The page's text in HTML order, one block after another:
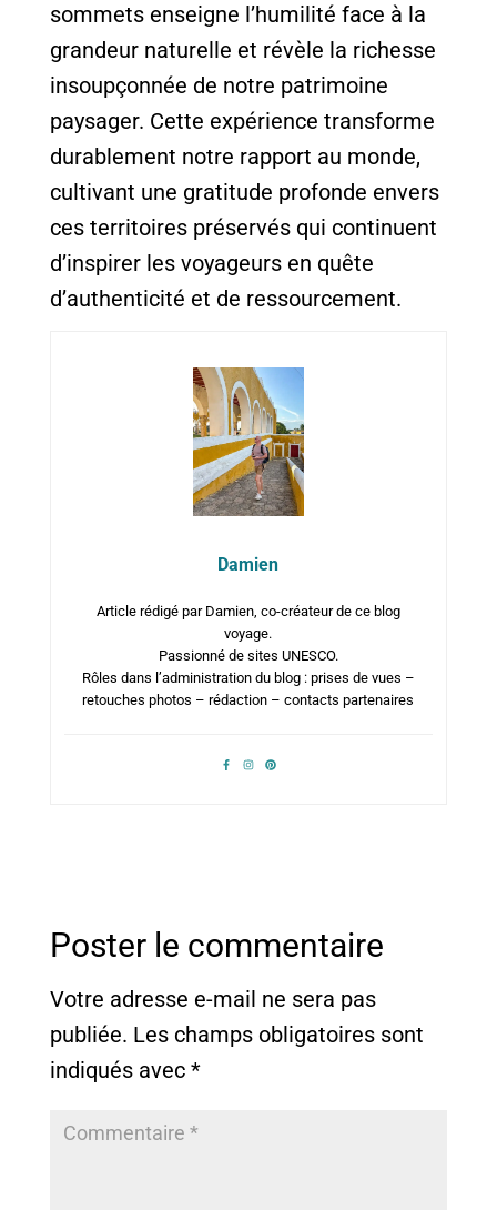
sommets enseigne l’humilité face à la
grandeur naturelle et révèle la richesse
insoupçonnée de notre patrimoine
paysager. Cette expérience transforme
durablement notre rapport au monde,
cultivant une gratitude profonde envers
ces territoires préservés qui continuent
d’inspirer les voyageurs en quête
d’authenticité et de ressourcement.
Damien
Article rédigé par Damien, co-créateur de ce blog
voyage.
Passionné de sites UNESCO.
Rôles dans l’administration du blog : prises de vues –
retouches photos – rédaction – contacts partenaires
Poster le commentaire
Votre adresse e-mail ne sera pas
publiée. Les champs obligatoires sont
indiqués avec *